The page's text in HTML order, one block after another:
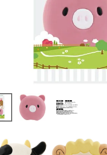
ダイエット中にオススメ